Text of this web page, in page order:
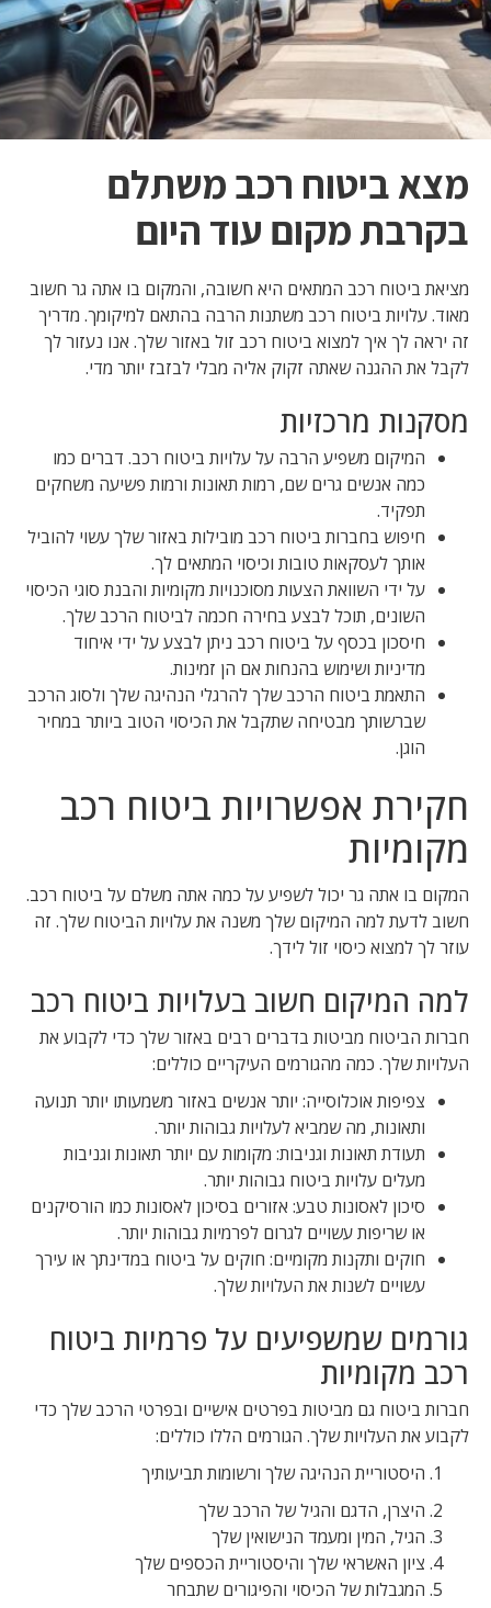
מצא ביטוח רכב משתלם
בקרבת מקום עוד היום
מציאת ביטוח רכב המתאים היא חשובה, והמקום בו אתה גר חשוב
מאוד. עלויות ביטוח רכב משתנות הרבה בהתאם למיקומך. מדריך
זה יראה לך איך למצוא ביטוח רכב זול באזור שלך. אנו נעזור לך
לקבל את ההגנה שאתה זקוק אליה מבלי לבזבז יותר מדי.
מסקנות מרכזיות
המיקום משפיע הרבה על עלויות ביטוח רכב. דברים כמו
כמה אנשים גרים שם, רמות תאונות ורמות פשיעה משחקים
תפקיד.
חיפוש בחברות ביטוח רכב מובילות באזור שלך עשוי להוביל
אותך לעסקאות טובות וכיסוי המתאים לך.
על ידי השוואת הצעות מסוכנויות מקומיות והבנת סוגי הכיסוי
השונים, תוכל לבצע בחירה חכמה לביטוח הרכב שלך.
חיסכון בכסף על ביטוח רכב ניתן לבצע על ידי איחוד
מדיניות ושימוש בהנחות אם הן זמינות.
התאמת ביטוח הרכב שלך להרגלי הנהיגה שלך ולסוג הרכב
שברשותך מבטיחה שתקבל את הכיסוי הטוב ביותר במחיר
הוגן.
חקירת אפשרויות ביטוח רכב
מקומיות
המקום בו אתה גר יכול לשפיע על כמה אתה משלם על ביטוח רכב.
חשוב לדעת למה המיקום שלך משנה את עלויות הביטוח שלך. זה
עוזר לך למצוא כיסוי זול לידך.
למה המיקום חשוב בעלויות ביטוח רכב
חברות הביטוח מביטות בדברים רבים באזור שלך כדי לקבוע את
העלויות שלך. כמה מהגורמים העיקריים כוללים:
צפיפות אוכלוסייה: יותר אנשים באזור משמעותו יותר תנועה
ותאונות, מה שמביא לעלויות גבוהות יותר.
תעודת תאונות וגניבות: מקומות עם יותר תאונות וגניבות
מעלים עלויות ביטוח גבוהות יותר.
סיכון לאסונות טבע: אזורים בסיכון לאסונות כמו הורסיקנים
או שריפות עשויים לגרום לפרמיות גבוהות יותר.
חוקים ותקנות מקומיים: חוקים על ביטוח במדינתך או עירך
עשויים לשנות את העלויות שלך.
גורמים שמשפיעים על פרמיות ביטוח
רכב מקומיות
חברות ביטוח גם מביטות בפרטים אישיים ובפרטי הרכב שלך כדי
לקבוע את העלויות שלך. הגורמים הללו כוללים:
היסטוריית הנהיגה שלך ורשומות תביעותיך
היצרן, הדגם והגיל של הרכב שלך
הגיל, המין ומעמד הנישואין שלך
ציון האשראי שלך והיסטוריית הכספים שלך
המגבלות של הכיסוי והפיגורים שתבחר